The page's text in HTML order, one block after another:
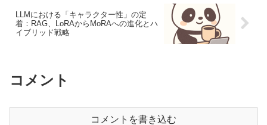
LLMにおける「キャラクター性」の定
着：RAG、LoRAからMoRAへの進化とハ
イブリッド戦略
コメント
コメントを書き込む